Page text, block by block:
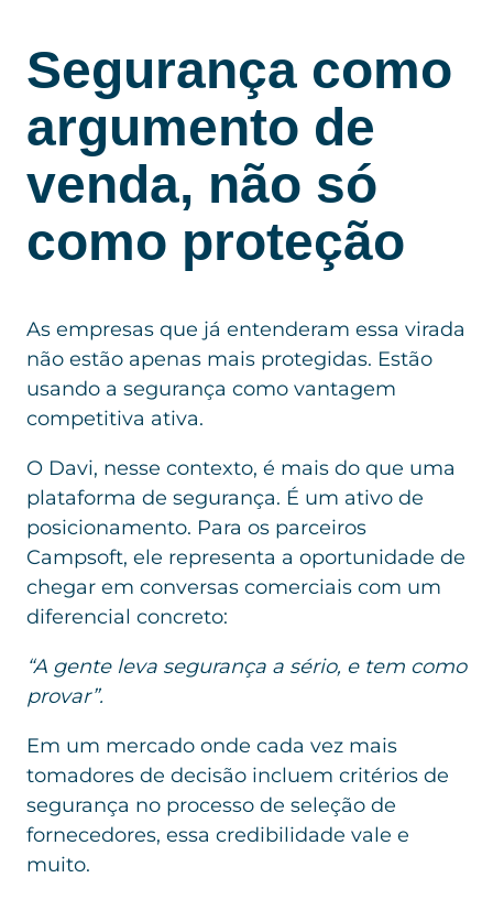
Segurança como
argumento de
venda, não só
como proteção
As empresas que já entenderam essa virada
não estão apenas mais protegidas. Estão
usando a segurança como vantagem
competitiva ativa.
O Davi, nesse contexto, é mais do que uma
plataforma de segurança. É um ativo de
posicionamento. Para os parceiros
Campsoft, ele representa a oportunidade de
chegar em conversas comerciais com um
diferencial concreto:
“A gente leva segurança a sério, e tem como
provar”.
Em um mercado onde cada vez mais
tomadores de decisão incluem critérios de
segurança no processo de seleção de
fornecedores, essa credibilidade vale e
muito.